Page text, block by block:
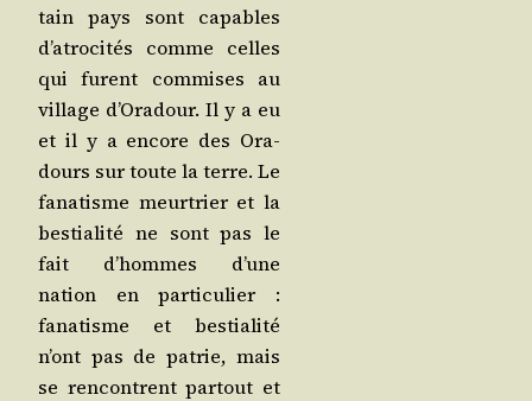
tain pays sont capables
d’a­tro­ci­tés comme celles
qui furent com­mises au
vil­lage d’O­ra­dour. Il y a eu
et il y a encore des Ora­
dours sur toute la terre. Le
fana­tisme meur­trier et la
bes­tia­li­té ne sont pas le
fait d’hommes d’une
nation en par­ti­cu­lier :
fana­tisme et bes­tia­li­té
n’ont pas de patrie, mais
se ren­contrent par­tout et